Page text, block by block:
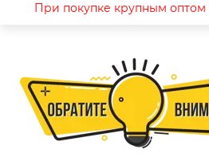
При покупке крупным оптом